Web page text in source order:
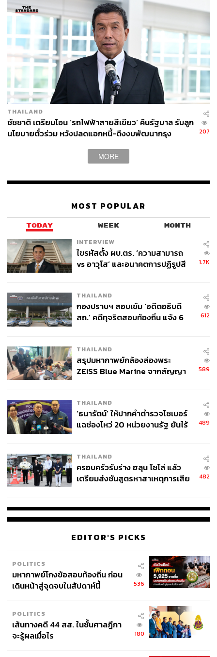
ชัชชาติกล่าวว่า พื้นที่ศาลาว่าการกรุงเทพมหานคร ดินแดง
ถือว่ากว้างขวางและมีความเหมาะสม แต่หากจะย้ายสถานที่
ทำงานจากอาคารศาลาว่าการกรุงเทพมหานคร เสาชิงช้า
มาที่ดินแดงทั้งหมดจำเป็นต้องมีการศึกษาความคุ้มทุน
เนื่องจากมีค่าใช้จ่ายจำนวนมาก และมีข้าราชการทำงานอยู่
เป็นจำนวนมาก ซึ่งอาจต้องใช้เวลาในการพิจารณา นอกจาก
นี้จากการลงพื้นที่แฟลตดินแดง พบว่ามีประชาชนส่วนหนึ่ง
อยากใช้พื้นที่บางส่วนของลานพระอินทร์ทรงช้างเอราวัณ
เป็นสถานที่ออกกำลังกาย ซึ่งจะมีการพิจารณาเช่นกัน
ประชาชนได้ร่วมใช้ประโยชน์ ในส่วนการติดตามปัญหาที่จะ
หาบเร่แผงลอย ความปลอดภัยในการเดินทาง การทุจริต
ก่อสร้างต่างๆ จะมีรองผู้ว่าราชการกรุงเทพมหานครช่วยดูแล
ซึ่งแต่ละท่านจะมีจุดแข็งที่แตกต่างกัน รวมถึงมีคณะที่ปรึกษา
และทีมที่ปรึกษาเทคนิค ที่พร้อมทำงานร่วมกันด้วย
THAILAND
ชัชชาติ เตรียมโอน ‘รถไฟฟ้าสายสีเขียว’ คืนรัฐบาล รับลูก
นโยบายตั๋วร่วม หวังปลดแอกหนี้-ดึงงบพัฒนากรุง
207
MORE
MOST POPULAR
TODAY WEEK MONTH
INTERVIEW
ไขรหัสตั้ง ผบ.ตร. ‘ความสามารถ
vs อาวุโส’ และอนาคตการปฏิรูปสี
1.7K
THAILAND
กองปราบฯ สอบเข้ม ‘อดีตอธิบดี
สถ.’ คดีทุจริตสอบท้องถิ่น แจ้ง 6
612
THAILAND
สรุปมหากาพย์กล้องส่องพระ
ZEISS Blue Marine จากสัญญา
จ่ายหนี้-แอบระบุแบรนด์
589
THAILAND
‘ธนารัตน์’ ให้ปากคำตำรวจไซเบอร์
แฉช่องโหว่ 20 หน่วยงานรัฐ ยันไร้
489
THAILAND
ครอบครัวรับร่าง ฮลุน โซโล่ แล้ว
เตรียมส่งชันสูตรหาสาเหตุการเสีย
482
EDITOR'S PICKS
POLITICS
มหากาพย์โกงข้อสอบท้องถิ่น ก่อน
เดินหน้าสู่จุดจบในสัปดาห์นี้
536
POLITICS
เส้นทางคดี 44 สส. ในชั้นศาลฎีกา
จะรู้ผลเมื่อไร
180